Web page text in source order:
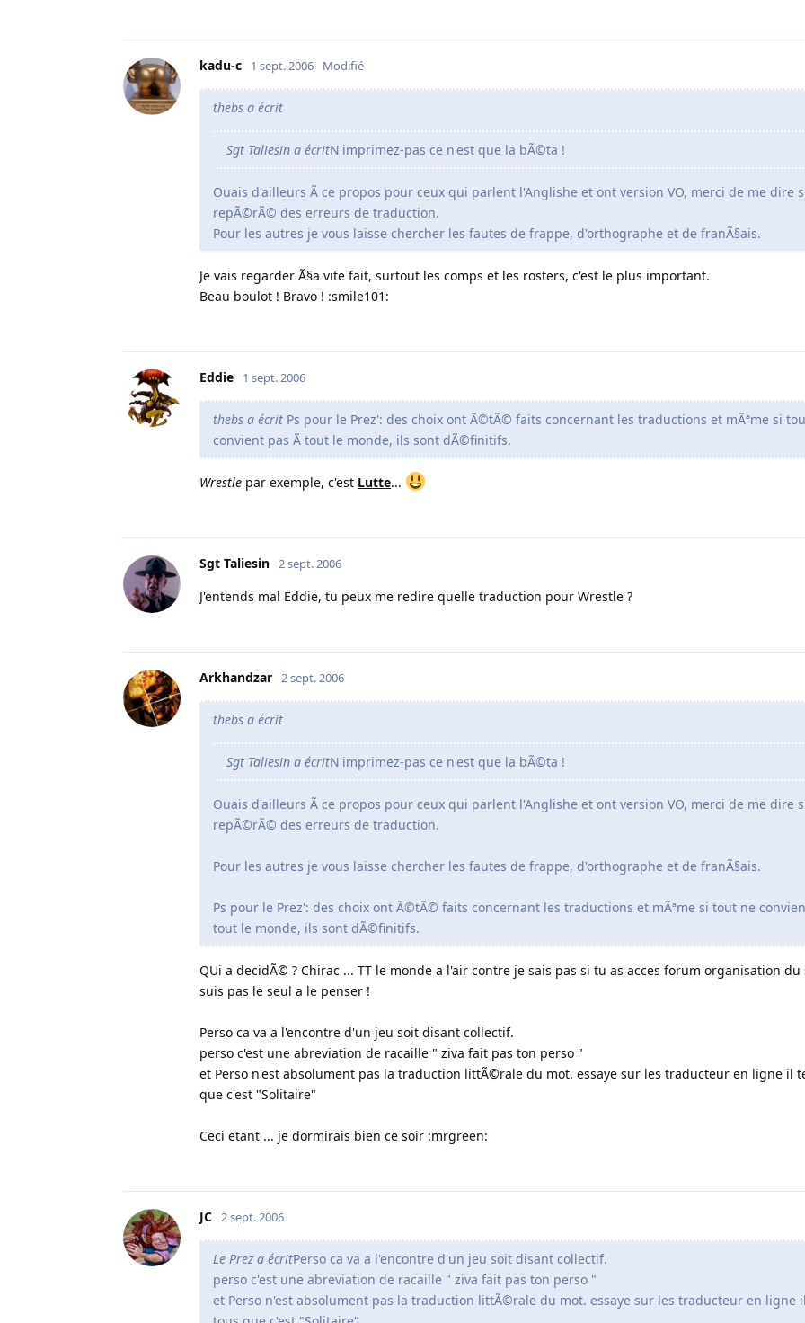
kadu-c 1 sept. 2006 Modifié
thebs a écrit
Sgt Taliesin a écritN'imprimez-pas ce n'est que la bÃ©ta !
Ouais d'ailleurs Ã ce propos pour ceux qui parlent l'Anglishe et ont version VO, merci de me dire
repÃ©rÃ© des erreurs de traduction.
Pour les autres je vous laisse chercher les fautes de frappe, d'orthographe et de franÃ§ais.
Je vais regarder Ã§a vite fait, surtout les comps et les rosters, c'est le plus important.
Beau boulot ! Bravo ! :smile101:
Eddie 1 sept. 2006
thebs a écrit Ps pour le Prez': des choix ont Ã©tÃ© faits concernant les traductions et mÃªme si
convient pas Ã tout le monde, ils sont dÃ©finitifs.
Wrestle par exemple, c'est Lutte...
Sgt Taliesin 2 sept. 2006
J'entends mal Eddie, tu peux me redire quelle traduction pour Wrestle ?
Arkhandzar 2 sept. 2006
thebs a écrit
Sgt Taliesin a écritN'imprimez-pas ce n'est que la bÃ©ta !
Ouais d'ailleurs Ã ce propos pour ceux qui parlent l'Anglishe et ont version VO, merci de me dire
repÃ©rÃ© des erreurs de traduction.
Pour les autres je vous laisse chercher les fautes de frappe, d'orthographe et de franÃ§ais.
Ps pour le Prez': des choix ont Ã©tÃ© faits concernant les traductions et mÃªme si tout ne
tout le monde, ils sont dÃ©finitifs.
QUi a decidÃ© ? Chirac ... TT le monde a l'air contre je sais pas si tu as acces forum organisation
suis pas le seul a le penser !
Perso ca va a l'encontre d'un jeu soit disant collectif.
perso c'est une abreviation de racaille " ziva fait pas ton perso "
et Perso n'est absolument pas la traduction littÃ©rale du mot. essaye sur les traducteur en ligne il
que c'est "Solitaire"
Ceci etant ... je dormirais bien ce soir :mrgreen:
JC 2 sept. 2006
Le Prez a écritPerso ca va a l'encontre d'un jeu soit disant collectif.
perso c'est une abreviation de racaille " ziva fait pas ton perso "
et Perso n'est absolument pas la traduction littÃ©rale du mot. essaye sur les traducteur en ligne